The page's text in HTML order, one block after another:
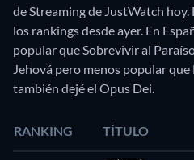
de Streaming de JustWatch hoy.
los rankings desde ayer. En
popular que Sobrevivir al
Jehová pero menos popular
también dejé el Opus Dei.
RANKING TÍTULO